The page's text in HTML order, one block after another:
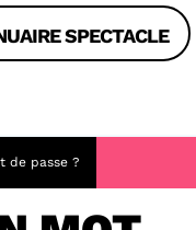
SPECTACLE
de passe ?